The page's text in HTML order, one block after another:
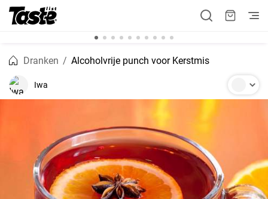
Dranken Alcoholvrije punch voor Kerstmis
Iwa